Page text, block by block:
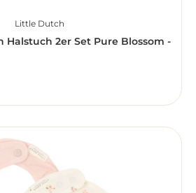
Little Dutch
Halstuch 2er Set Pure Blossom -